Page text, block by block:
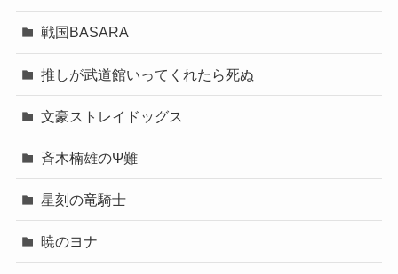
戦国BASARA
推しが武道館いってくれたら死ぬ
文豪ストレイドッグス
斉木楠雄のΨ難
星刻の竜騎士
暁のヨナ